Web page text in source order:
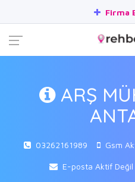
Firma
ARŞ
03262161989 Gsm
E-posta Aktif Değil